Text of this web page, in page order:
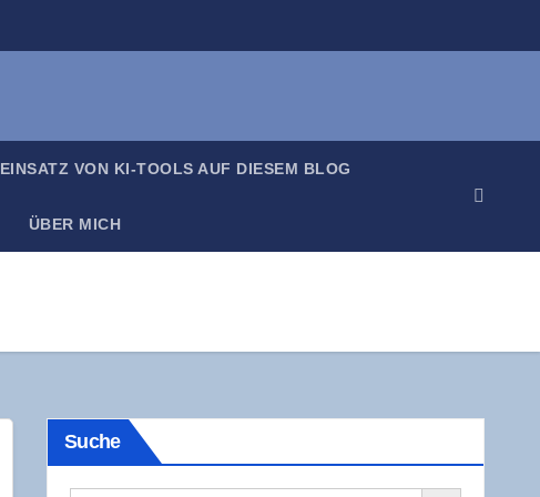
EIN­SATZ VON KI-TOOLS AUF DIE­SEM BLOG
ÜBER MICH
Suche
Search Button